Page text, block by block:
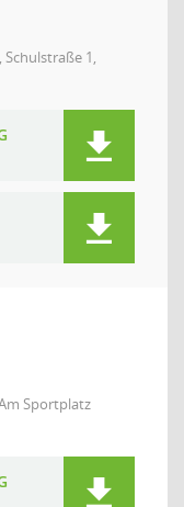
1,
Sportplatz